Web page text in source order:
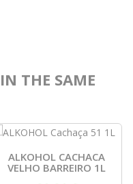
THE SAME
ALKOHOL CACHACA
VELHO BARREIRO 1L